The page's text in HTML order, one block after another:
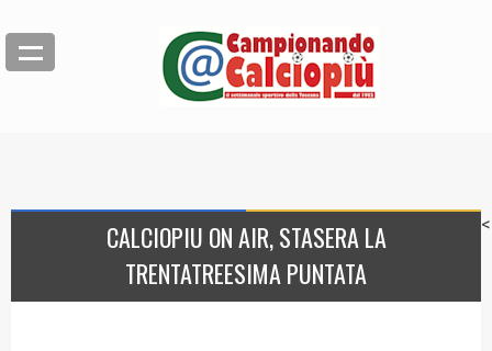
CALCIOPIU ON AIR, STASERA LA
TRENTATREESIMA PUNTATA
<